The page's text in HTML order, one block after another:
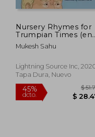
Nursery Rhymes for
Trumpian Times (en
Inglés)
Mukesh Sahu
Lightning Source Inc,
Tapa Dura, Nuevo